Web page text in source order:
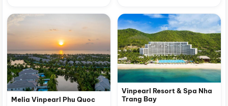
Melia Vinpearl Phu Quoc
Vinpearl Resort & Spa Nha
Trang Bay